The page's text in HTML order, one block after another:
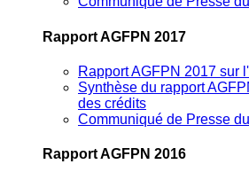
Rapport AGFPN 2017
Rapport AGFPN 2017 sur
Synthèse du rapport
des crédits
Communiqué de Presse
Rapport AGFPN 2016